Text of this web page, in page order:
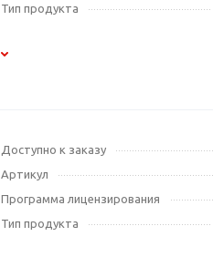
Тип продукта
Доступно к заказу
Артикул
Программа лицензирования
Тип продукта